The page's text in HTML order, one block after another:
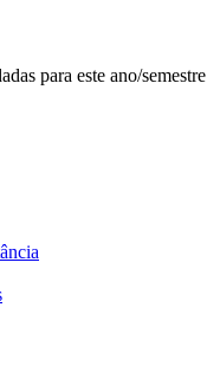
para este ano/semestre